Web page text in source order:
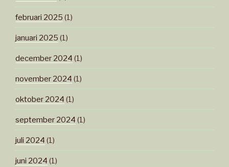
februari 2025 (1)
januari 2025 (1)
december 2024 (1)
november 2024 (1)
oktober 2024 (1)
september 2024 (1)
juli 2024 (1)
juni 2024 (1)